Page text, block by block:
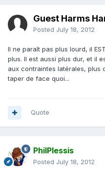
Guest Harms
Posted July 18, 2012
Il ne paraît pas plus lourd, il
plus. Il est aussi plus dur, et il
aux contraintes latérales, plus
taper de face quoi...
Quote
PhilPlessis
Posted July 18, 2012